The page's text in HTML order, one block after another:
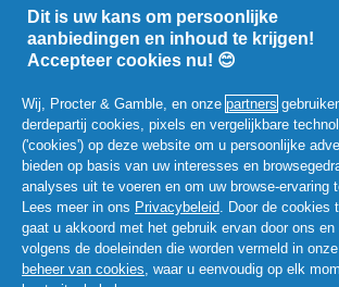
ONS BEDRIJF
Leiderschap Structuur en bestuur
Archief Prijzen en erkenning
JURIDISCH
Privacy Algemene voorwaarden
Toegankelijkheidsverklaring
Dit is uw kans om persoonlijke
aanbiedingen en inhoud te krijgen!
Accepteer cookies nu! 😊
Wij, Procter & Gamble, en onze partners
derdepartij cookies, pixels en vergelijkbare
('cookies') op deze website om u persoonlijke
bieden op basis van uw interesses en
analyses uit te voeren en om uw browse-ervaring
Lees meer in ons Privacybeleid. Door de cookies
gaat u akkoord met het gebruik ervan door ons en
volgens de doeleinden die worden vermeld in onze
beheer van cookies, waar u eenvoudig op elk